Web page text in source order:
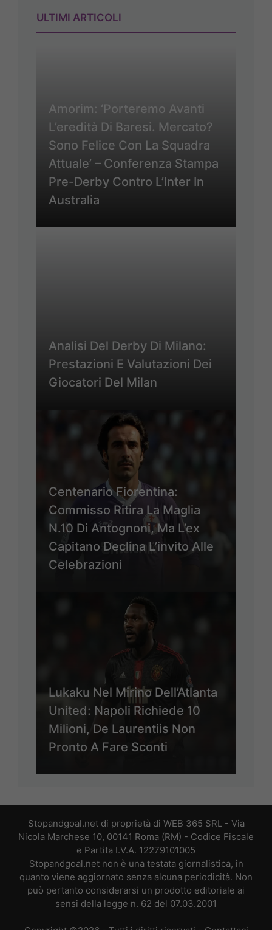
ULTIMI ARTICOLI
Amorim: ‘Porteremo Avanti
L’eredità Di Baresi. Mercato?
Sono Felice Con La Squadra
Attuale’ – Conferenza Stampa
Pre-Derby Contro L’Inter In
Australia
Analisi Del Derby Di Milano:
Prestazioni E Valutazioni Dei
Giocatori Del Milan
Centenario Fiorentina:
Commisso Ritira La Maglia
N.10 Di Antognoni, Ma L’ex
Capitano Declina L’invito Alle
Celebrazioni
Lukaku Nel Mirino Dell’Atlanta
United: Napoli Richiede 10
Milioni, De Laurentiis Non
Pronto A Fare Sconti
Stopandgoal.net di proprietà di WEB 365 SRL - Via
Nicola Marchese 10, 00141 Roma (RM) - Codice Fiscale
e Partita I.V.A. 12279101005
Stopandgoal.net non è una testata giornalistica, in
quanto viene aggiornato senza alcuna periodicità. Non
può pertanto considerarsi un prodotto editoriale ai
sensi della legge n. 62 del 07.03.2001